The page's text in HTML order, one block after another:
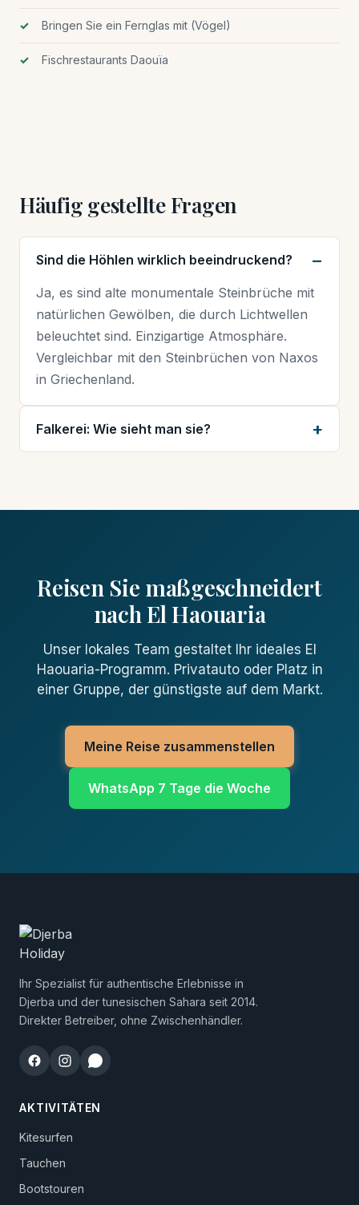
Bringen Sie ein Fernglas mit (Vögel)
Fischrestaurants Daouïa
Häufig gestellte Fragen
Sind die Höhlen wirklich beeindruckend?
Ja, es sind alte monumentale Steinbrüche mit
natürlichen Gewölben, die durch Lichtwellen
beleuchtet sind. Einzigartige Atmosphäre.
Vergleichbar mit den Steinbrüchen von Naxos
in Griechenland.
Falkerei: Wie sieht man sie?
Reisen Sie maßgeschneidert
nach El Haouaria
Unser lokales Team gestaltet Ihr ideales El
Haouaria-Programm. Privatauto oder Platz in
einer Gruppe, der günstigste auf dem Markt.
Meine Reise zusammenstellen
WhatsApp 7 Tage die Woche
Ihr Spezialist für authentische Erlebnisse in
Djerba und der tunesischen Sahara seit 2014.
Direkter Betreiber, ohne Zwischenhändler.
AKTIVITÄTEN
Kitesurfen
Tauchen
Bootstouren